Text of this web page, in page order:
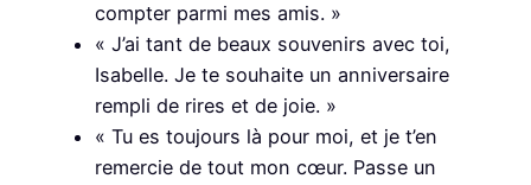
compter parmi mes amis. »
« J’ai tant de beaux souvenirs avec toi,
Isabelle. Je te souhaite un anniversaire
rempli de rires et de joie. »
« Tu es toujours là pour moi, et je t’en
remercie de tout mon cœur. Passe un